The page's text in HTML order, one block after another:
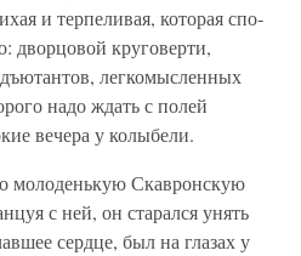
и терпеливая, которая спо­
дворцовой круговерти,
легкомысленных
надо ждать с полей
вечера у колыбели.
молоденькую Скавронскую
с ней, он старался унять
сердце, был на глазах у